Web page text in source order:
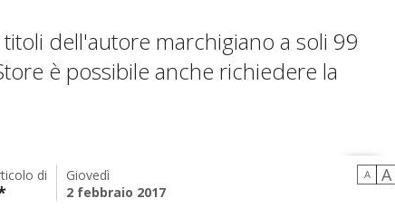
dell'autore marchigiano a soli 99
è possibile anche richiedere la
di
Giovedì
2 febbraio 2017
A A